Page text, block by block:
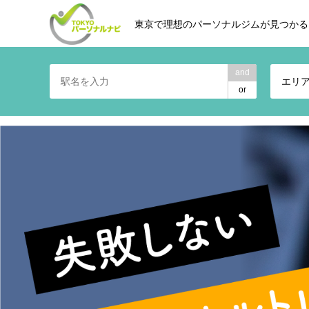
東京で理想のパーソナルジムが見つか
and
or
エリ